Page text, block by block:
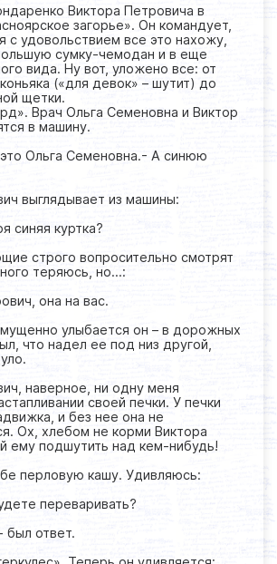
Виктора Петровича в
загорье». Он командует,
с удовольствием все это нахожу,
сумку-чемодан и в еще
вида. Ну вот, уложено все: от
(«для девок» – шутит) до
щетки.
Врач Ольга Семеновна и Виктор
в машину.
это Ольга Семеновна.- А синюю
выглядывает из машины:
синяя куртка?
строго вопросительно смотрят
теряюсь, но…:
она на вас.
улыбается он – в дорожных
что надел ее под низ другой,
наверное, ни одну меня
своей печки. У печки
и без нее она не
Ох, хлебом не корми Виктора
ему подшутить над кем-нибудь!
перловую кашу. Удивляюсь:
переваривать?
ответ.